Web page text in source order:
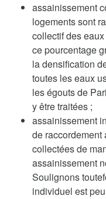
assainissement
logements sont
collectif des
ce pourcentage
la densification
toutes les eaux
les égouts de
y être traitées ;
assainissement
de raccordement
collectées de
assainissement
Soulignons
individuel est